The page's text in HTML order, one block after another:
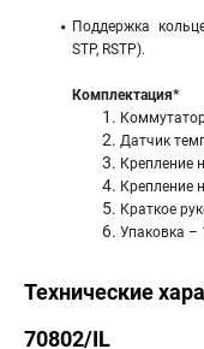
Поддержка
STP, RSTP).
Комплектация*
Датчик
Крепление
Крепление
Краткое
Упаковка –
Технические
70802/IL